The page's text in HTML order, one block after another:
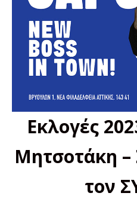
Εκλογές
Μητσοτάκη –
τον